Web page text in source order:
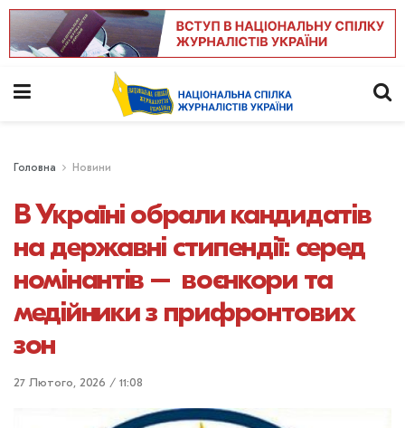
Головна Новини
В Україні обрали кандидатів
на державні стипендії: серед
номінантів – воєнкори та
медійники з прифронтових
зон
27 Лютого, 2026 / 11:08